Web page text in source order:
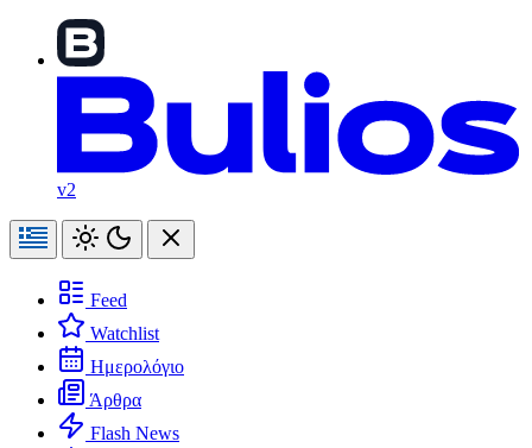
v2
Feed
Watchlist
Ημερολόγιο
Άρθρα
Flash News